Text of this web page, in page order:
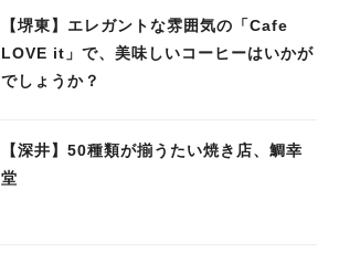
【堺東】エレガントな雰囲気の「Cafe
LOVE it」で、美味しいコーヒーはいかが
でしょうか？
【深井】50種類が揃うたい焼き店、鯛幸
堂